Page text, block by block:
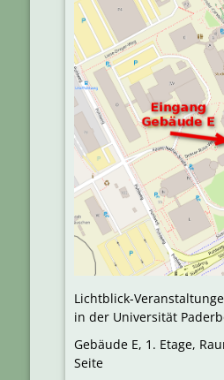
Lichtblick-
in der Universität
Gebäude E, 1. Etage,
Seite